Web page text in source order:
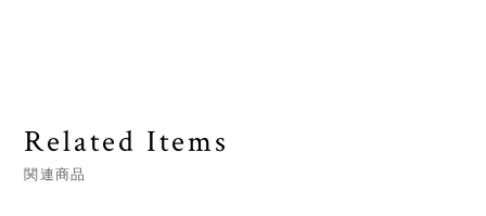
Related Items
関連商品